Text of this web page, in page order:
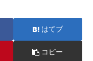
はてブ
コピー